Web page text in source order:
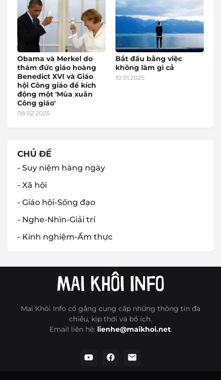
Obama và Merkel do
thám đức giáo hoàng
Benedict XVI và Giáo
hội Công giáo để kích
động một 'Mùa xuân
Công giáo'
08.02.2025
Bắt đầu bằng việc
không làm gì cả
10.01.2025
CHỦ ĐỀ
- Suy niệm hàng ngày
- Xã hội
- Giáo hội-Sống đạo
- Nghe-Nhìn-Giải trí
- Kinh nghiệm-Ẩm thực
Mai Khôi Info cố gắng cung cấp những thông tin đa
chiều, kịp thời và bổ ích.
Email liên hệ: lienhe@maikhoi.net.